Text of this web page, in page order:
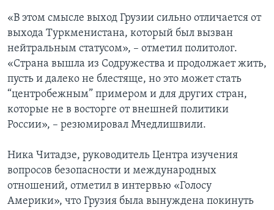
«В этом смысле выход Грузии сильно отличается от
выхода Туркменистана, который был вызван
нейтральным статусом», – отметил политолог.
«Страна вышла из Содружества и продолжает жить,
пусть и далеко не блестяще, но это может стать
“центробежным” примером и для других стран,
которые не в восторге от внешней политики
России», – резюмировал Мчедлишвили.
Ника Читадзе, руководитель Центра изучения
вопросов безопасности и международных
отношений, отметил в интервью «Голосу
Америки», что Грузия была вынуждена покинуть